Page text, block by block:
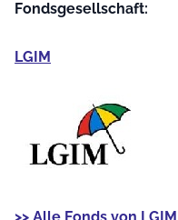
Fondsgesellschaft:
LGIM